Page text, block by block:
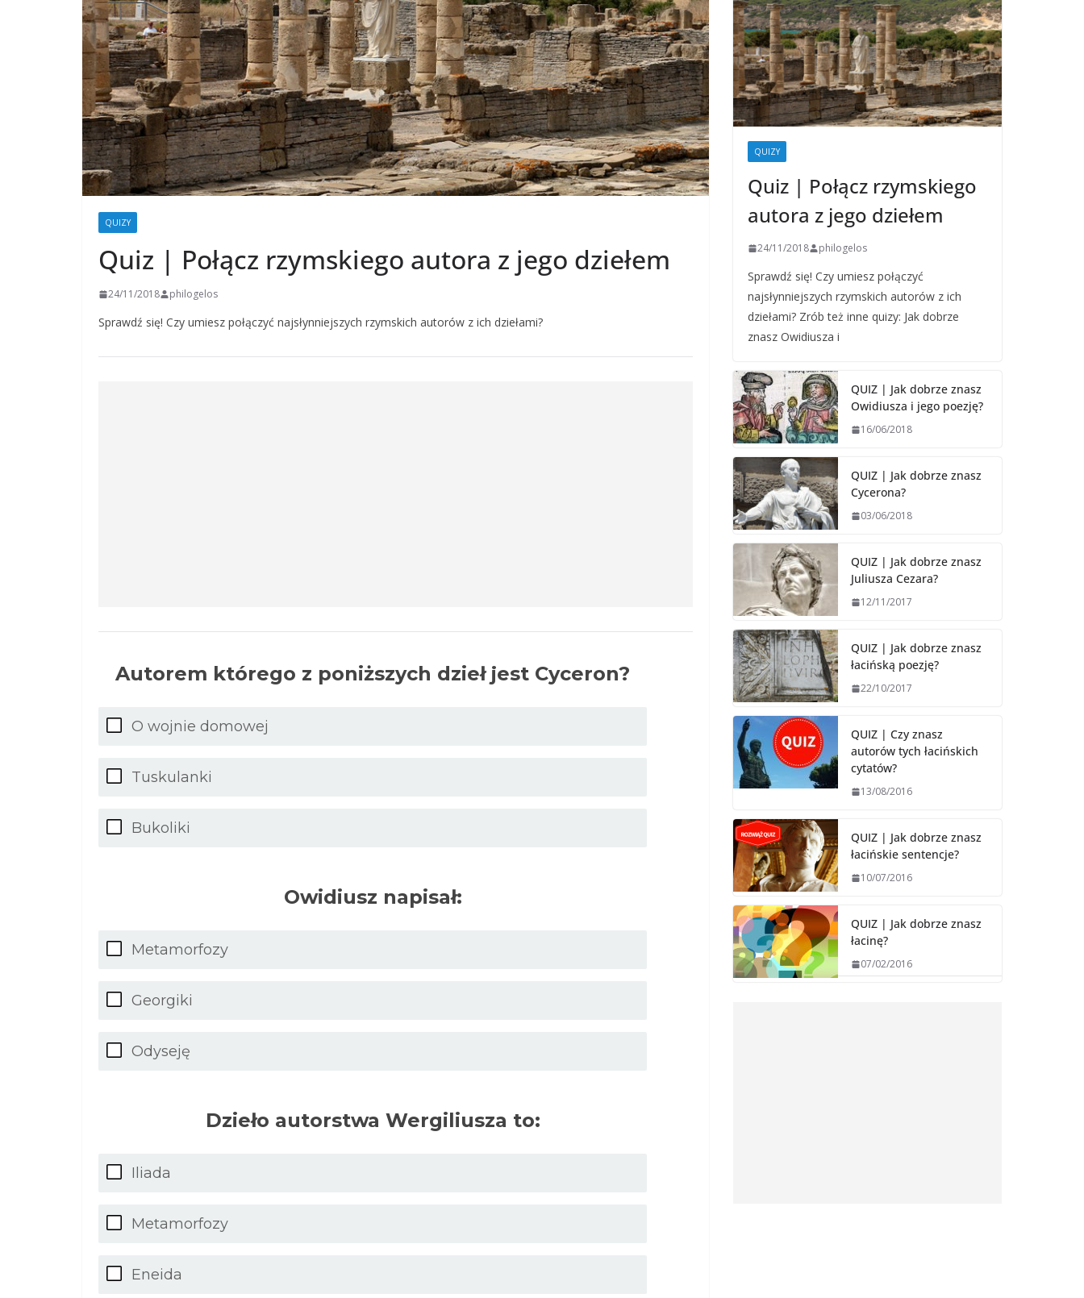
QUIZY
Quiz | Połącz rzymskiego autora z jego dziełem
24/11/2018 philogelos
Sprawdź się! Czy umiesz połączyć najsłynniejszych rzymskich autorów z ich dziełami?
Autorem którego z poniższych dzieł jest Cyceron?
O wojnie domowej
Tuskulanki
Bukoliki
Owidiusz napisał:
Metamorfozy
Georgiki
Odyseję
Dzieło autorstwa Wergiliusza to:
Iliada
Metamorfozy
Eneida
QUIZY
Quiz | Połącz rzymskiego
autora z jego dziełem
24/11/2018 philogelos
Sprawdź się! Czy umiesz połączyć
najsłynniejszych rzymskich autorów z ich
dziełami? Zrób też inne quizy: Jak dobrze
znasz Owidiusza i
QUIZ | Jak dobrze znasz
Owidiusza i jego poezję?
16/06/2018
QUIZ | Jak dobrze znasz
Cycerona?
03/06/2018
QUIZ | Jak dobrze znasz
Juliusza Cezara?
12/11/2017
QUIZ | Jak dobrze znasz
łacińską poezję?
22/10/2017
QUIZ | Czy znasz
autorów tych łacińskich
cytatów?
13/08/2016
QUIZ | Jak dobrze znasz
łacińskie sentencje?
10/07/2016
QUIZ | Jak dobrze znasz
łacinę?
07/02/2016